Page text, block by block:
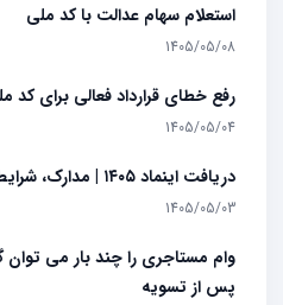
استعلام سهام عدالت با کد ملی
1405/05/08
رفع خطای قرارداد فعالی برای کد
1405/05/04
دریافت اینماد ۱۴۰۵ | مدارک، شرایط و آموزش ثبت نام
1405/05/03
وام مستاجری را چند بار می
پس از تسویه